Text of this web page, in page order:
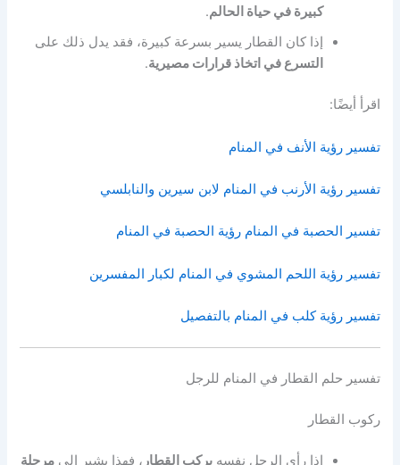
كبيرة في حياة الحالم.
إذا كان القطار يسير بسرعة كبيرة، فقد يدل ذلك على
التسرع في اتخاذ قرارات مصيرية.
اقرأ أيضًا:
تفسير رؤية الأنف في المنام
تفسير رؤية الأرنب في المنام لابن سيرين والنابلسي
تفسير الحصبة في المنام رؤية الحصبة في المنام
تفسير رؤية اللحم المشوي في المنام لكبار المفسرين
تفسير رؤية كلب في المنام بالتفصيل
تفسير حلم القطار في المنام للرجل
ركوب القطار
إذا رأى الرجل نفسهيركب القطار ، فهذا يشير إلىمرحلة